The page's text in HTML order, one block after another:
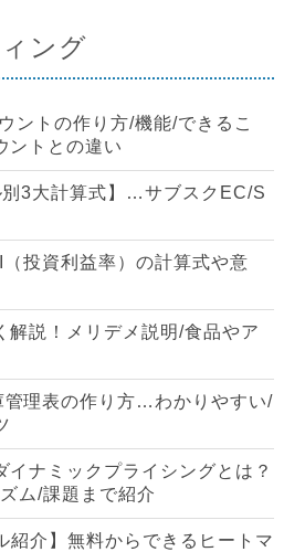
ング
ントの作り方/機能/できるこ
ントとの違い
別3大計算式】…サブスクEC/S
（投資利益率）の計算式や意
解説！メリデメ説明/食品やア
管理表の作り方…わかりやすい/
イナミックプライシングとは？
ム/課題まで紹介
紹介】無料からできるヒートマ